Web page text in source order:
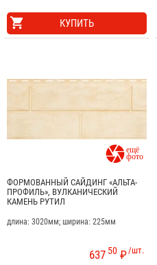
КУПИТЬ

ФОРМОВАННЫЙ САЙДИНГ «АЛЬТА-
ПРОФИЛЬ», ВУЛКАНИЧЕСКИЙ
КАМЕНЬ РУТИЛ
длина: 3020мм; ширина: 225мм
/шт.
637 50 ₽